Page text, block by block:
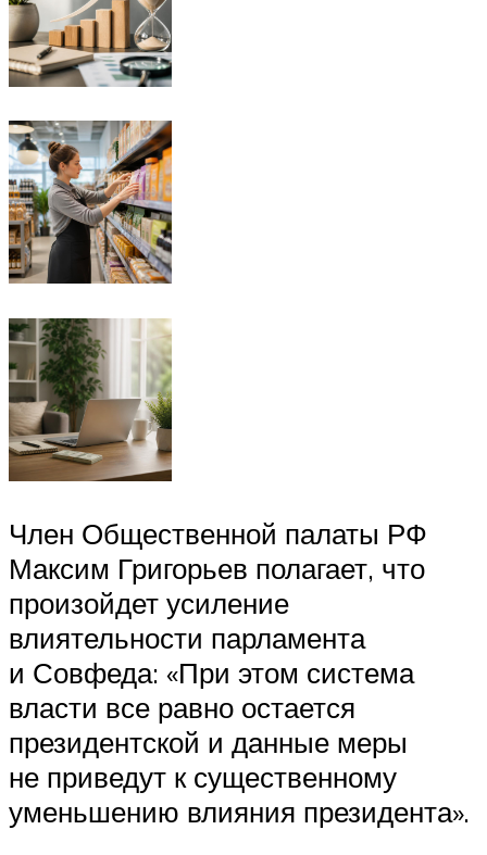
Член Общественной палаты РФ
Максим Григорьев полагает, что
произойдет усиление
влиятельности парламента
и Совфеда: «При этом система
власти все равно остается
президентской и данные меры
не приведут к существенному
уменьшению влияния президента».